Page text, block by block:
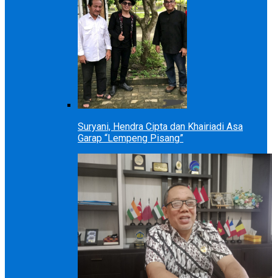
Suryani, Hendra Cipta dan Khairiadi Asa
Garap “Lempeng Pisang”